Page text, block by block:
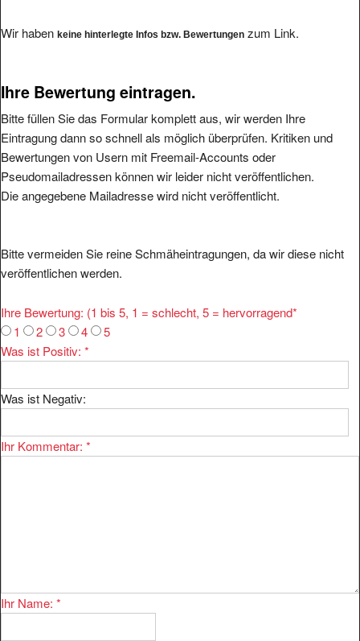
Wir haben keine hinterlegte Infos bzw. Bewertungen zum Link.
Ihre Bewertung eintragen.
Bitte füllen Sie das Formular komplett aus, wir werden Ihre
Eintragung dann so schnell als möglich überprüfen. Kritiken und
Bewertungen von Usern mit Freemail-Accounts oder
Pseudomailadressen können wir leider nicht veröffentlichen.
Die angegebene Mailadresse wird nicht veröffentlicht.
Bitte vermeiden Sie reine Schmäheintragungen, da wir diese nicht
veröffentlichen werden.
Ihre Bewertung: (1 bis 5, 1 = schlecht, 5 = hervorragend*
1
2 3 4
5
Was ist Positiv: *
Was ist Negativ:
Ihr Kommentar: *
Ihr Name: *